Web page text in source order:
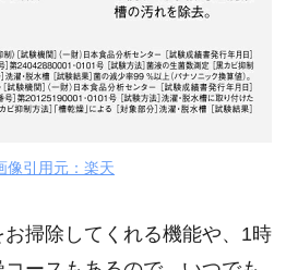
像引用元：楽天
掃除してくれる機能や、1時